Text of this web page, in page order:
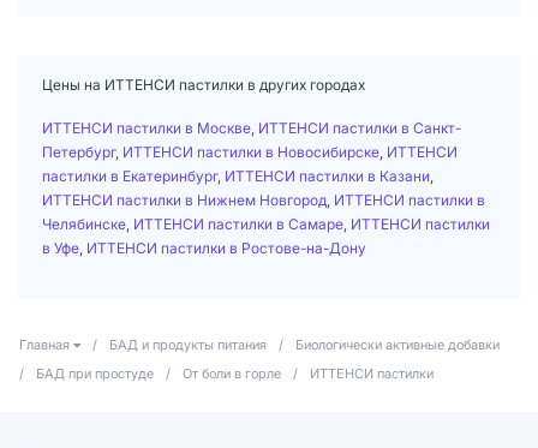
Цены на ИТТЕНСИ пастилки в других городах
ИТТЕНСИ пастилки в Москве ИТТЕНСИ пастилки в Санкт-
Петербург, ИТТЕНСИ пастилки в Новосибирске ИТТЕНСИ
пастилки в Екатеринбург, ИТТЕНСИ пастилки в Казани
ИТТЕНСИ пастилки в Нижнем Новгород ИТТЕНСИ пастилки в
Челябинске ИТТЕНСИ пастилки в Самаре ИТТЕНСИ пастилки
в Уфе ИТТЕНСИ пастилки в Ростове-на-Дону
Главная / БАД и продукты питания /
Биологически активные добавки
/
БАД при простуде / От боли в горле / ИТТЕНСИ пастилки